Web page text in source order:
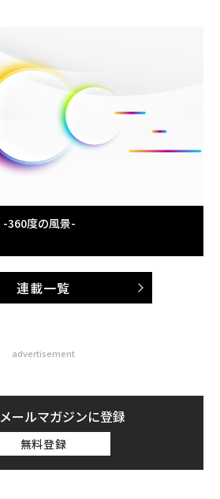
-360度の風景-
連載一覧
advertisement
ールマガジンに登録
無料登録